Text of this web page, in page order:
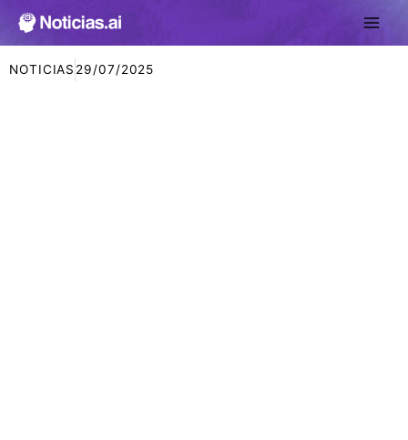
NOTICIAS 29/07/2025